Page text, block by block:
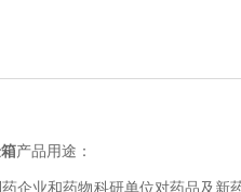
产品用途：
企业和药物科研单位对药品及